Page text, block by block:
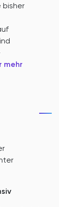
bisher
mehr